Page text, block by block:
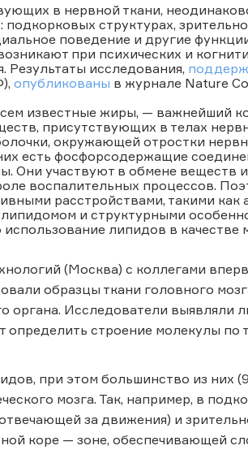
в нервной ткани,
подкорковых структурах,
поведение и другие
при психических и
Результаты исследования,
опубликованы в журнале Nature
известные жиры, — важнейший
присутствующих в телах
окружающей отростки
есть фосфорсодержащие
Они участвуют в обмене веществ
воспалительных процессов.
расстройствами, такими как
и структурными
липидов в
(Москва) с коллегами
образцы ткани головного
органа. Исследователи
строение молекулы по
при этом большинство из них
мозга. Так, например, в
за движения) и
коре — зоне, обеспечивающей